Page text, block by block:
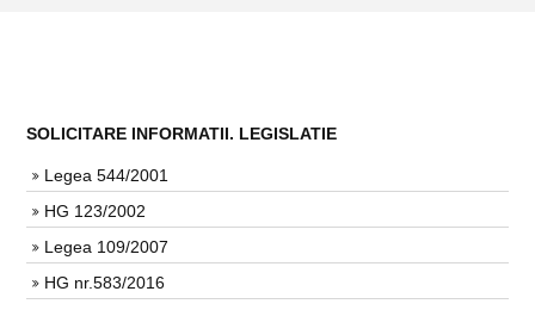
SOLICITARE INFORMATII. LEGISLATIE
Legea 544/2001
HG 123/2002
Legea 109/2007
HG nr.583/2016